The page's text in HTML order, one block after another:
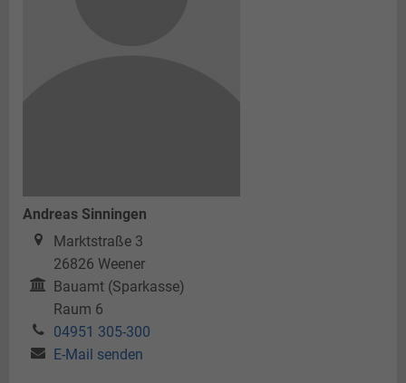
Andreas Sinningen
Marktstraße 3
26826 Weener
Bauamt (Sparkasse)
Raum 6
04951 305-300
E-Mail senden